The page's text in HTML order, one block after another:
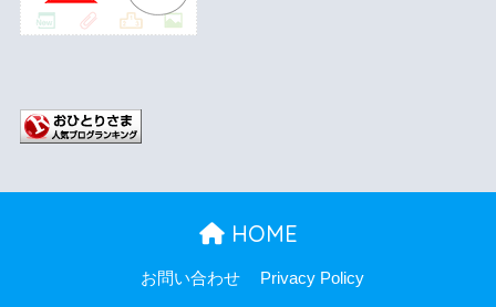
HOME
お問い合わせ Privacy Policy